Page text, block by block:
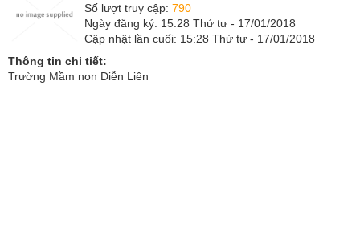
Số lượt truy cập: 790
Ngày đăng ký: 15:28 Thứ tư - 17/01/2018
Cập nhật lần cuối: 15:28 Thứ tư - 17/01/2018
Thông tin chi tiết:
Trường Mầm non Diễn Liên